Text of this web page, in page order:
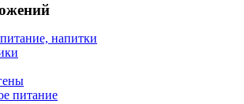
напитки
питание